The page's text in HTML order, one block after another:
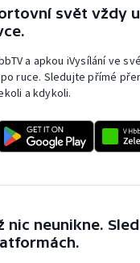
svět vždy
a apkou iVysílání ve
ruce. Sledujte přímé
a kdykoli.
nic neunikne.